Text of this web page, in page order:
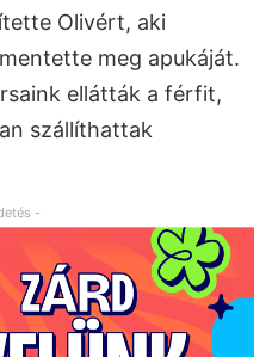
Olivért, aki
meg apukáját.
ellátták a férfit,
szállíthattak
-